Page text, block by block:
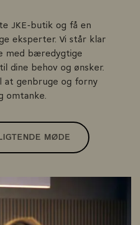
JKE-butik og få en
eksperter. Vi står klar
med bæredygtige
dine behov og ønsker.
at genbruge og forny
omtanke.
MØDE